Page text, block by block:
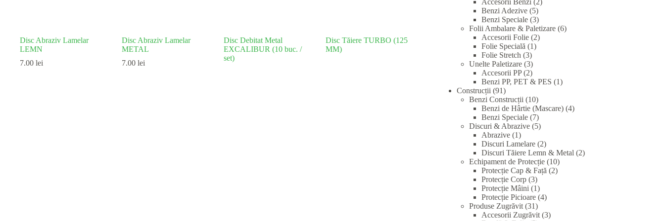
Disc Abraziv Lamelar
LEMN
7.00 lei
Disc Abraziv Lamelar
METAL
7.00lei
Disc Debitat Metal
EXCALIBUR (10 buc. /
set)
Disc Tăiere TURBO (125
MM)
Accesorii Benzi 2
Benzi Adezive 55
products
Benzi Speciale 33
products
Folii Ambalare & Paletizare 66
Accesorii Folie 22
Folie Specială 11
Folie Stretch 33
products
Unelte Paletizare 33
products
Accesorii PP 22
products
Benzi PP, PET & PES 11
Construcții 9191
products
Benzi Construcții 1010
products
Benzi de Hârtie (Mascare) 44
Benzi Speciale 77
products
Discuri & Abrazive 55
Abrazive 11
product
Discuri Lamelare 22
products
Discuri Tăiere Lemn & Metal 22
Echipament de Protecție 1010
products
Protecție Cap & Față 22
Protecție Corp 33
products
Protecție Mâini 11
product
Protecție Picioare 44
Produse Zugrăvit 3131
products
Accesorii Zugrăvit 33